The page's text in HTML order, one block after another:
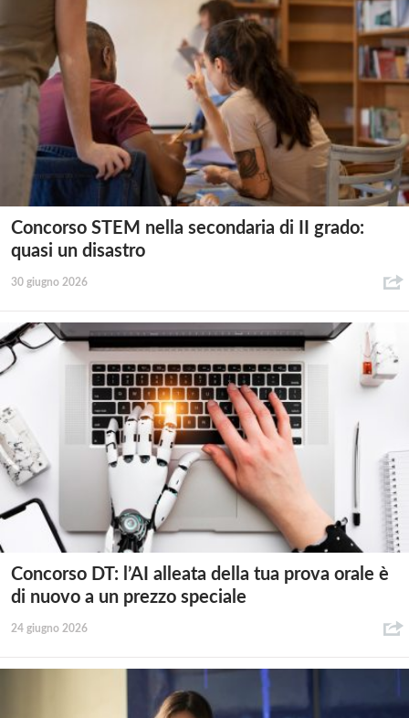
Concorso STEM nella secondaria di II grado:
quasi un disastro
30 giugno 2026
Concorso DT: l’AI alleata della tua prova orale è
di nuovo a un prezzo speciale
24 giugno 2026